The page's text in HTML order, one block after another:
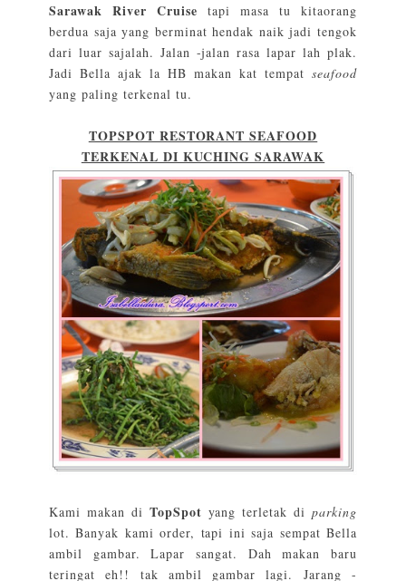
Sarawak River Cruisetapi masa tu kitaorang
berdua saja yang berminat hendak naik jadi tengok
dari luar sajalah. Jalan -jalan rasa lapar lah plak.
Jadi Bella ajak la HB makan kat tempatseafood
yang paling terkenal tu.
TOPSPOT RESTORANT SEAFOOD
TERKENAL DI KUCHING SARAWAK
Kami makan di TopSpot yang terletak diparking
lot. Banyak kami order, tapi ini saja sempat Bella
ambil gambar. Lapar sangat. Dah makan baru
teringat eh!! tak ambil gambar lagi. Jarang -